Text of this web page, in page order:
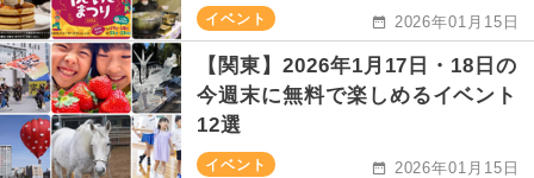
イベント 2026年01月15日
【関東】2026年1月17日・18日の
今週末に無料で楽しめるイベント
12選
イベント 2026年01月15日